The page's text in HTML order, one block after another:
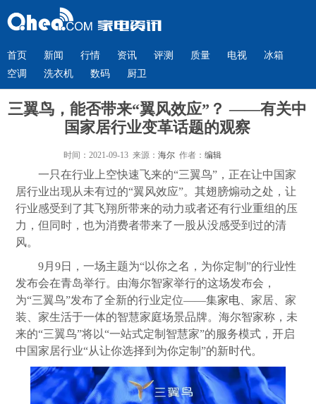
首页 新闻 行情 资讯 评测 质量 电视
冰箱
空调
洗衣机 数码 厨卫
三翼鸟，能否带来“翼风效应”？ ——有关中
国家居行业变革话题的观察
时间：2021-09-13 来源： 海尔作者： 编辑
一只在行业上空快速飞来的“三翼鸟”，正在让中国家
居行业出现从未有过的“翼风效应”。其翅膀煽动之处，让
行业感受到了其飞翔所带来的动力或者还有行业重组的压
力，但同时，也为消费者带来了一股从没感受到过的清
风。
9月9日，一场主题为“以你之名，为你定制”的行业性
发布会在青岛举行。由海尔智家举行的这场发布会，
为“三翼鸟”发布了全新的行业定位——集家电 、家居、家
装、家生活于一体的智慧家庭场景品牌。海尔智家称，未
来的“三翼鸟”将以“一站式定制智慧家”的服务模式，开启
中国家居行业“从让你选择到为你定制”的新时代。